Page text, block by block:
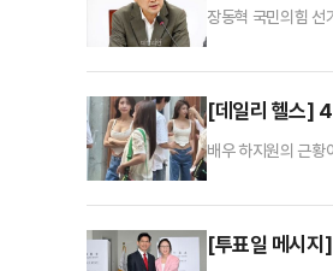
장동혁 국민의힘 선
다.장동혁 상황실장
[데일리 헬스]
배우 하지원의 근황
안 외모를 자랑했다
[투표일 메시지